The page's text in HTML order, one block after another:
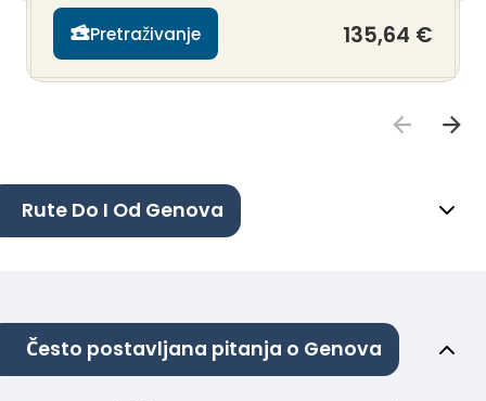
Pretraživanje 135,64 €
Rute Do I Od Genova
Često postavljana pitanja o Genova